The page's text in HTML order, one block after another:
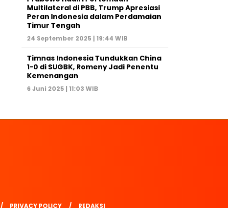
Multilateral di PBB, Trump Apresiasi
Peran Indonesia dalam Perdamaian
Timur Tengah
24 September 2025 | 19:44 WIB
Timnas Indonesia Tundukkan China
1-0 di SUGBK, Romeny Jadi Penentu
Kemenangan
6 Juni 2025 | 11:03 WIB
PRIVACY POLICY REDAKSI